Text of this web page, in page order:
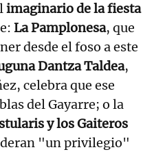
imaginario de la fiesta
La Pamplonesa, que
desde el foso a este
Dantza Taldea,
celebra que ese
del Gayarre; o la
y los Gaiteros
"un privilegio"